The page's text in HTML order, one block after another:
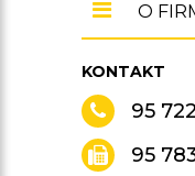
KONTAKT
95
95
O